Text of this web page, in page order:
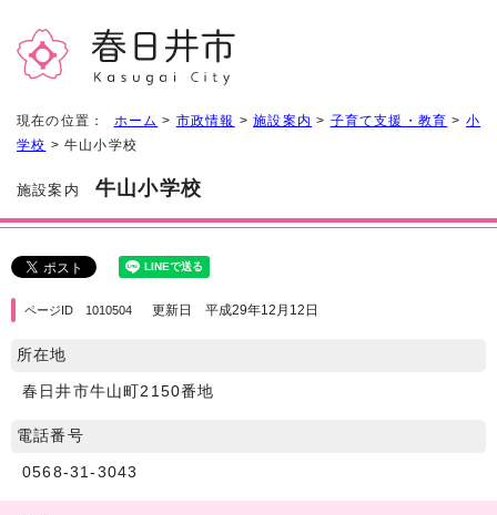
現在の位置： ホーム > 市政情報 >施設案内 > 子育て支援・教育 > 小
学校 > 牛山小学校
施設案内 牛山小学校
ページID 1010504 更新日 平成29年12月12日
所在地
春日井市牛山町2150番地
電話番号
0568-31-3043